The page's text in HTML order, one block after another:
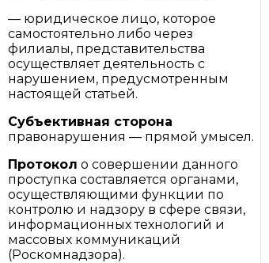
— юридическое лицо, которое
самостоятельно либо через
филиалы, представительства
осуществляет деятельность с
нарушением, предусмотренным
настоящей статьей.
Субъективная сторона
правонарушения — прямой умысел.
Протокол о совершении данного
проступка составляется органами,
осуществляющими функции по
контролю и надзору в сфере связи,
информационных технологий и
массовых коммуникаций
(Роскомнадзора).